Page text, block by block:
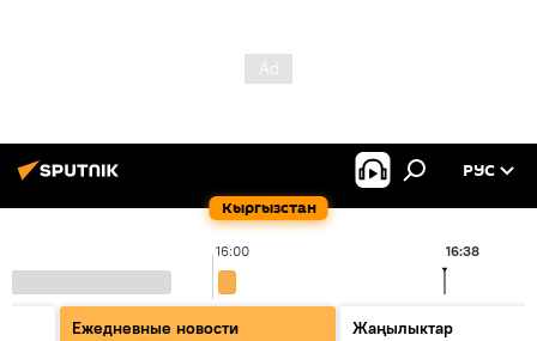
Кыргызстан
РУС
16:00 16:38
Ежедневные новости
Жаңылыктар